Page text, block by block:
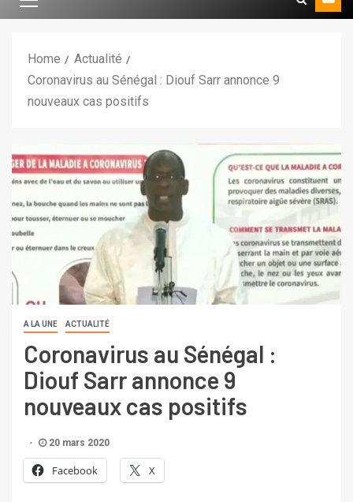
Home
Actualité
Coronavirus au Sénégal : Diouf Sarr annonce 9
nouveaux cas positifs
A LA UNE ACTUALITÉ
Coronavirus au Sénégal :
Diouf Sarr annonce 9
nouveaux cas positifs
20 mars 2020
Facebook X